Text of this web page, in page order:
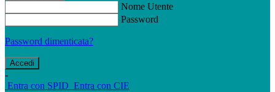
Nome Utente
Password
Password dimenticata?
-
Entra con SPID Entra con CIE